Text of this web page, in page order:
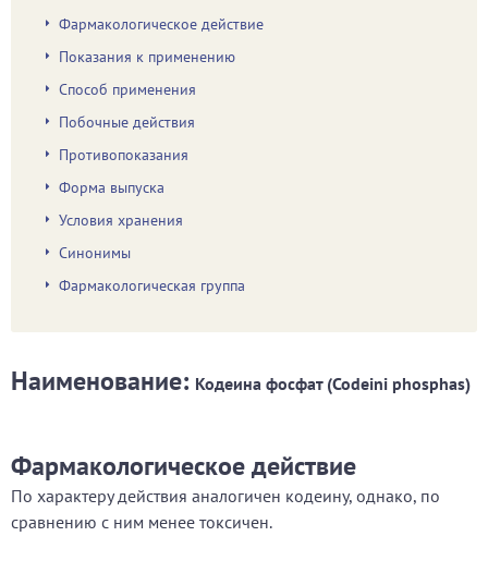
Фармакологическое действие
Показания к применению
Способ применения
Побочные действия
Противопоказания
Форма выпуска
Условия хранения
Синонимы
Фармакологическая группа
Наименование: Кодеина фосфат (Codeini phosphas)
Фармакологическое действие
По характеру действия аналогичен кодеину, однако, по
сравнению с ним менее токсичен.